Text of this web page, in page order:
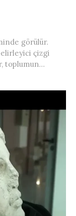
görülür.
çizgi
toplumun...